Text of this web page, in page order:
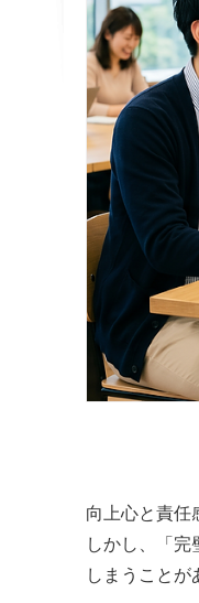
向上心と責任
しかし、「
しまうことが